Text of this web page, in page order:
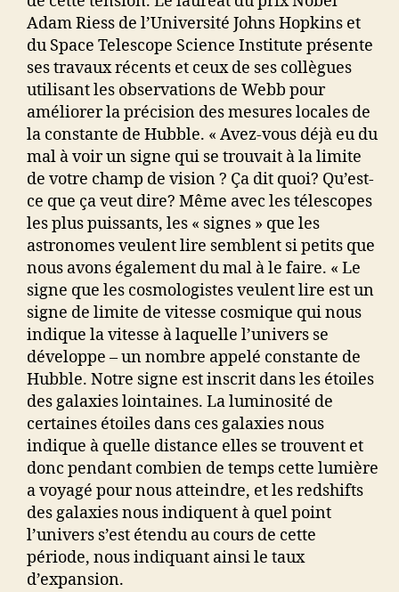
Adam Riess de l’Université Johns Hopkins et
du Space Telescope Science Institute présente
ses travaux récents et ceux de ses collègues
utilisant les observations de Webb pour
améliorer la précision des mesures locales de
la constante de Hubble. « Avez-vous déjà eu du
mal à voir un signe qui se trouvait à la limite
de votre champ de vision ? Ça dit quoi? Qu’est-
ce que ça veut dire? Même avec les télescopes
les plus puissants, les « signes » que les
astronomes veulent lire semblent si petits que
nous avons également du mal à le faire. « Le
signe que les cosmologistes veulent lire est un
signe de limite de vitesse cosmique qui nous
indique la vitesse à laquelle l’univers se
développe – un nombre appelé constante de
Hubble. Notre signe est inscrit dans les étoiles
des galaxies lointaines. La luminosité de
certaines étoiles dans ces galaxies nous
indique à quelle distance elles se trouvent et
donc pendant combien de temps cette lumière
a voyagé pour nous atteindre, et les redshifts
des galaxies nous indiquent à quel point
l’univers s’est étendu au cours de cette
période, nous indiquant ainsi le taux
d’expansion.